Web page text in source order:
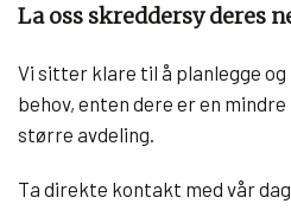
La oss skreddersy deres
Vi sitter klare til å planlegge
behov, enten dere er en
større avdeling.
Ta direkte kontakt med vår